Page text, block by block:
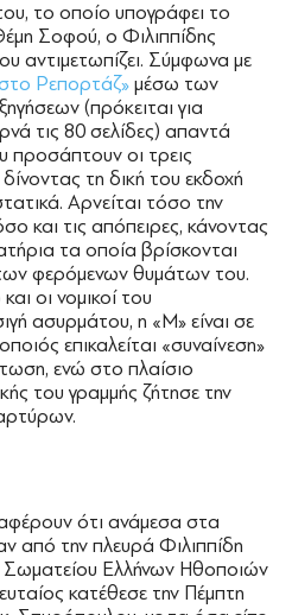
το οποίο υπογράφει το
Σοφού, ο Φιλιππίδης
αντιμετωπίζει. Σύμφωνα με
Ρεπορτάζ» μέσω των
(πρόκειται για
τις 80 σελίδες) απαντά
προσάπτουν οι τρεις
τη δική του εκδοχή
Αρνείται τόσο την
και τις απόπειρες, κάνοντας
τα οποία βρίσκονται
φερόμενων θυμάτων του.
οι νομικοί του
ασυρμάτου, η «Μ» είναι σε
επικαλείται «συναίνεση»
ενώ στο πλαίσιο
του γραμμής ζήτησε την
ότι ανάμεσα στα
την πλευρά Φιλιππίδη
Ελλήνων Ηθοποιών
κατέθεσε την Πέμπτη